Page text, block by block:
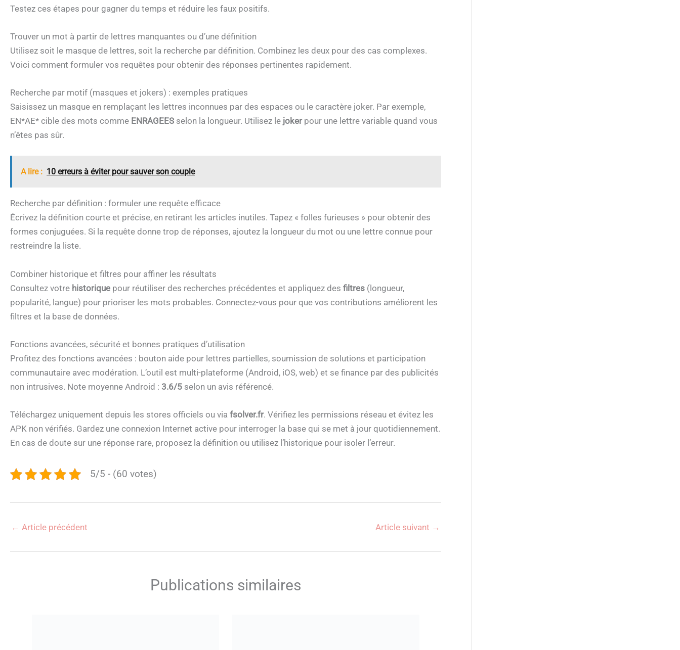
Testez ces étapes pour gagner du temps et réduire les faux positifs.
Trouver un mot à partir de lettres manquantes ou d’une définition
Utilisez soit le masque de lettres, soit la recherche par définition. Combinez les deux pour des cas complexes.
Voici comment formuler vos requêtes pour obtenir des réponses pertinentes rapidement.
Recherche par motif (masques et jokers) : exemples pratiques
Saisissez un masque en remplaçant les lettres inconnues par des espaces ou le caractère joker. Par exemple,
EN*AE* cible des mots comme ENRAGEES selon la longueur. Utilisez le jokerpour une lettre variable quand vous
n’êtes pas sûr.
A lire : 10 erreurs à éviter pour sauver son couple
Recherche par définition : formuler une requête efficace
Écrivez la définition courte et précise, en retirant les articles inutiles. Tapez « folles furieuses » pour obtenir des
formes conjuguées. Si la requête donne trop de réponses, ajoutez la longueur du mot ou une lettre connue pour
restreindre la liste.
Combiner historique et filtres pour affiner les résultats
Consultez votre historique pour réutiliser des recherches précédentes et appliquez des filtres (longueur,
popularité, langue) pour prioriser les mots probables. Connectez-vous pour que vos contributions améliorent les
filtres et la base de données.
Fonctions avancées, sécurité et bonnes pratiques d’utilisation
Profitez des fonctions avancées : bouton aide pour lettres partielles, soumission de solutions et participation
communautaire avec modération. L’outil est multi-plateforme (Android, iOS, web) et se finance par des publicités
non intrusives. Note moyenne Android : 3.6/5 selon un avis référencé.
Téléchargez uniquement depuis les stores officiels ou via fsolver.fr. Vérifiez les permissions réseau et évitez les
APK non vérifiés. Gardez une connexion Internet active pour interroger la base qui se met à jour quotidiennement.
En cas de doute sur une réponse rare, proposez la définition ou utilisez l’historique pour isoler l’erreur.
5/5 - (60 votes)
← Article précédent Article suivant →
Publications similaires